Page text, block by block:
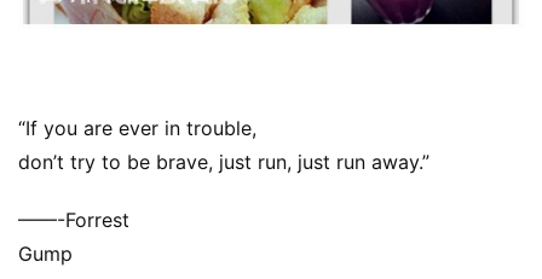
“If you are ever in trouble,
don’t try to be brave, just run, just run away.”
——-Forrest
Gump